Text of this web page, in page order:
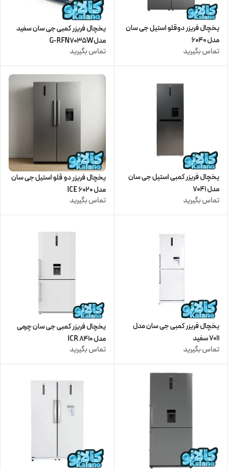
یخچال فریزر دوقلو استیل جی سان
مدل 6040
تماس بگیرید
یخچال فریزر کمبی جی سان سفید
مدلG-RFN7035W
تماس بگیرید
یخچال فریزر کمبی استیل جی سان
مدل 7041
تماس بگیرید
یخچال فریزر دو قلو استیل جی سان
مدل 6020 ICE
تماس بگیرید
یخچال فریزر کمبی جی سان مدل
7011 سفید
تماس بگیرید
یخچال فریزر کمبی جی سان چرمی
مدل 8410 ICR
تماس بگیرید